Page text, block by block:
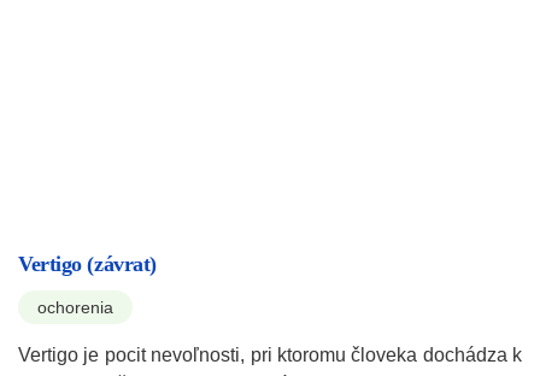
Vertigo (závrat)
ochorenia
Vertigo je pocit nevoľnosti, pri ktoromu človeka dochádza k